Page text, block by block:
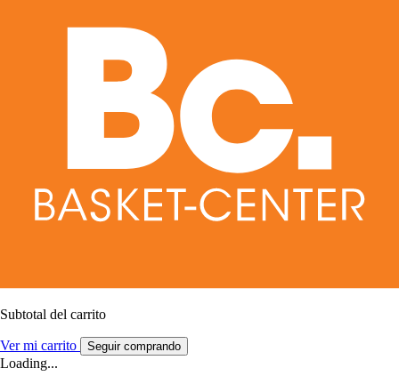
Subtotal del carrito
Ver mi carrito Seguir comprando
Loading...